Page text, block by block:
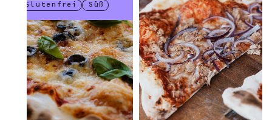
Glutenfrei
Süß